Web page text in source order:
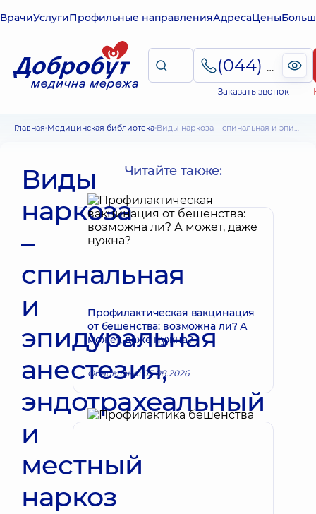
ВрачиУслугиПрофильные направленияАдресаЦены
(044) 495-2-888
Заказать звонок
Главная Медицинская библиотека Виды наркоза – спинальная и эпидуральная анестезия, эндотрахеальный и местный наркоз
Виды
наркоза
–
спинальная
и
эпидуральная
анестезия,
эндотрахеальный
и
местный
наркоз
Читайте также:
Профилактическая вакцинация
от бешенства: возможна ли? А
может, даже нужна?
Обновлено: 05.08.2026